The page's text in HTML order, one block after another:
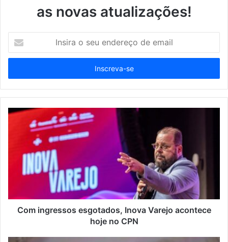
as novas atualizações!
seu
de
email
Com ingressos esgotados, Inova Varejo acontece
hoje no CPN